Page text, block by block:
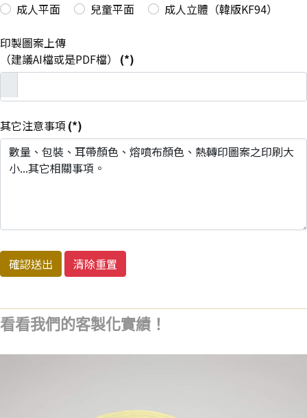
成人平面
兒童平面 成人立體（韓版KF94）
印製圖案上傳
（建議AI檔或是PDF檔）
(*)
其它注意事項 (*)
確認送出 清除重置
看看我們的客製化實績！